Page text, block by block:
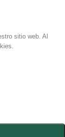
sitio web. Al